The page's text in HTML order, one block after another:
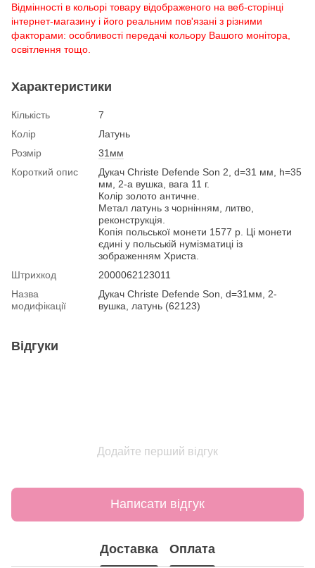
Відмінності в кольорі товару відображеного на веб-сторінці
інтернет-магазину і його реальним пов'язані з різними
факторами: особливості передачі кольору Вашого монітора,
освітлення тощо.
Характеристики
Кількість
7
Колір
Латунь
Розмір
31мм
Короткий опис
Дукач Christe Defende Son 2, d=31 мм, h=35
мм, 2-а вушка, вага 11 г.
Колір золото античне.
Метал латунь з чорнінням, литво,
реконструкція.
Копія польської монети 1577 р. Ці монети
єдині у польській нумізматиці із
зображенням Христа.
Штрихкод
2000062123011
Назва
модифікації
Дукач Christe Defende Son, d=31мм, 2-
вушка, латунь (62123)
Відгуки
Додайте перший відгук
Написати відгук
Доставка Оплата